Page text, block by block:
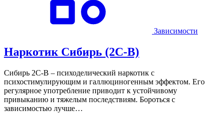
Зависимости
Наркотик Сибирь (2C-B)
Сибирь 2C-B – психоделический наркотик с
психостимулирующим и галлюциногенным эффектом. Его
регулярное употребление приводит к устойчивому
привыканию и тяжелым последствиям. Бороться с
зависимостью лучше…